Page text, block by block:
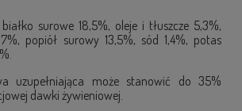
surowe 18,5%, oleje i tłuszcze 5,3%,
popiół surowy 13,5%, sód 1,4%, potas
uzupełniająca może stanowić do 35%
dawki żywieniowej.